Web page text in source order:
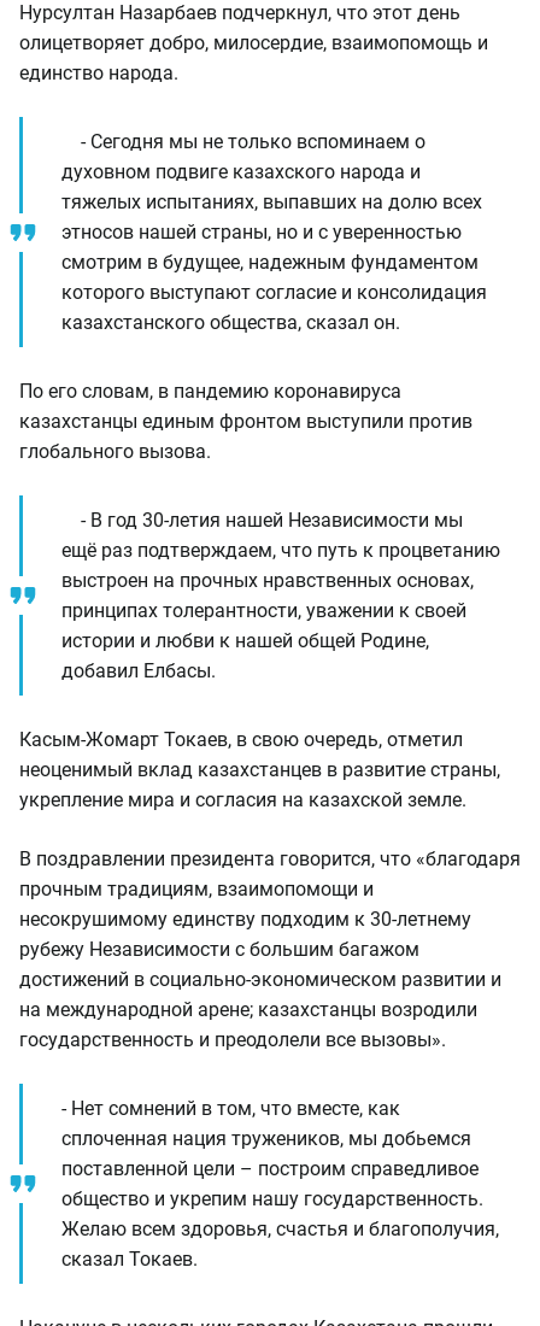
Нурсултан Назарбаев подчеркнул, что этот день
олицетворяет добро, милосердие, взаимопомощь и
единство народа.
- Сегодня мы не только вспоминаем о
духовном подвиге казахского народа и
тяжелых испытаниях, выпавших на долю всех
этносов нашей страны, но и с уверенностью
смотрим в будущее, надежным фундаментом
которого выступают согласие и консолидация
казахстанского общества, сказал он.
По его словам, в пандемию коронавируса
казахстанцы единым фронтом выступили против
глобального вызова.
- В год 30-летия нашей Независимости мы
ещё раз подтверждаем, что путь к процветанию
выстроен на прочных нравственных основах,
принципах толерантности, уважении к своей
истории и любви к нашей общей Родине,
добавил Елбасы.
Касым-Жомарт Токаев, в свою очередь, отметил
неоценимый вклад казахстанцев в развитие страны,
укрепление мира и согласия на казахской земле.
В поздравлении президента говорится, что «благодаря
прочным традициям, взаимопомощи и
несокрушимому единству подходим к 30-летнему
рубежу Независимости с большим багажом
достижений в социально-экономическом развитии и
на международной арене; казахстанцы возродили
государственность и преодолели все вызовы».
- Нет сомнений в том, что вместе, как
сплоченная нация тружеников, мы добьемся
поставленной цели – построим справедливое
общество и укрепим нашу государственность.
Желаю всем здоровья, счастья и благополучия,
сказал Токаев.